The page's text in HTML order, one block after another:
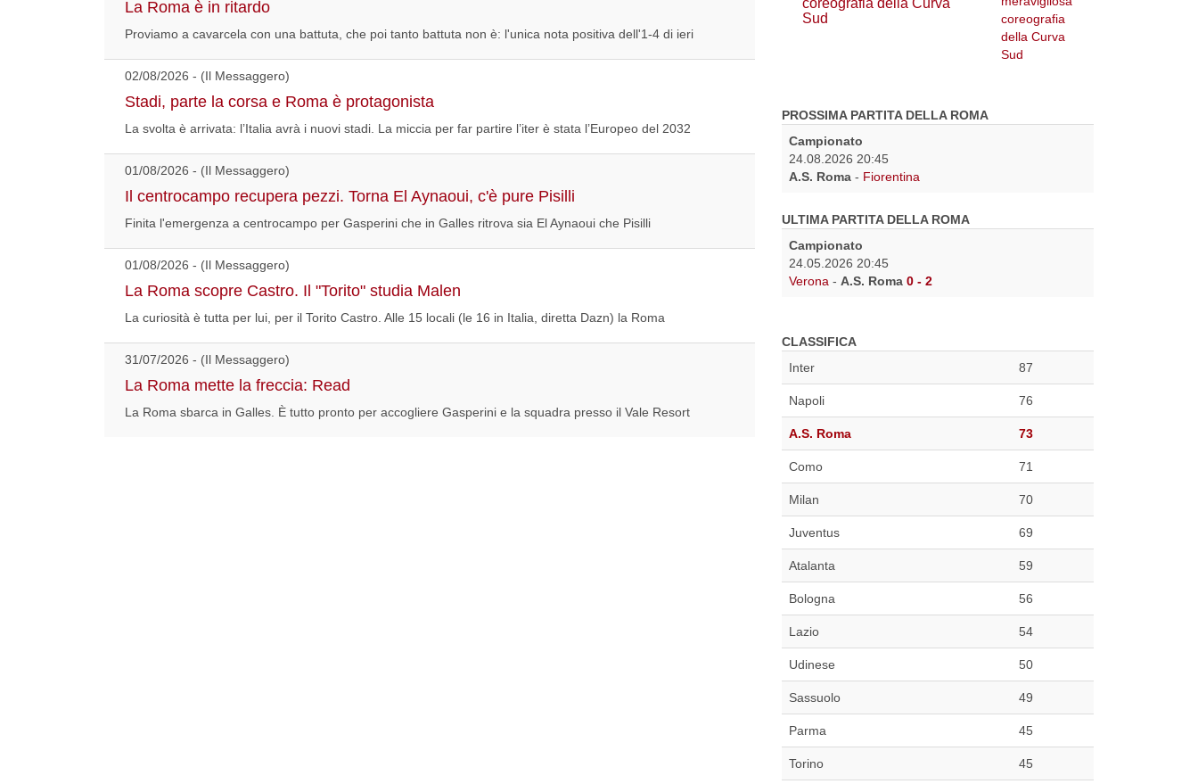
La Roma è in ritardo
Proviamo a cavarcela con una battuta, che poi tanto battuta non è: l'unica nota positiva dell'1-4 di ieri
02/08/2026 - (Il Messaggero)
Stadi, parte la corsa e Roma è protagonista
La svolta è arrivata: l’Italia avrà i nuovi stadi. La miccia per far partire l’iter è stata l’Europeo del 2032
01/08/2026 - (Il Messaggero)
Il centrocampo recupera pezzi. Torna El Aynaoui, c'è pure Pisilli
Finita l'emergenza a centrocampo per Gasperini che in Galles ritrova sia El Aynaoui che Pisilli
01/08/2026 - (Il Messaggero)
La Roma scopre Castro. Il "Torito" studia Malen
La curiosità è tutta per lui, per il Torito Castro. Alle 15 locali (le 16 in Italia, diretta Dazn) la Roma
31/07/2026 - (Il Messaggero)
La Roma mette la freccia: Read
La Roma sbarca in Galles. È tutto pronto per accogliere Gasperini e la squadra presso il Vale Resort
Sud
PROSSIMA PARTITA DELLA ROMA
Campionato
24.08.2026 20:45
A.S. Roma - Fiorentina
ULTIMA PARTITA DELLA ROMA
Campionato
24.05.2026 20:45
Verona - A.S. Roma 0 - 2
CLASSIFICA
Inter
87
Napoli 76
A.S. Roma 73
Como 71
Milan 70
Juventus 69
Atalanta 59
Bologna 56
Lazio 54
Udinese 50
Sassuolo 49
Parma 45
Torino 45